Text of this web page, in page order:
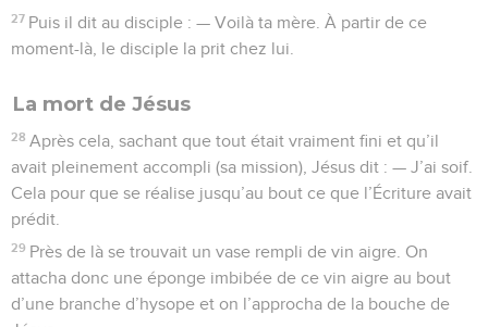
27 Puis il dit au disciple : — Voilà ta mère. À partir de ce
moment-là, le disciple la prit chez lui.
La mort de Jésus
28 Après cela, sachant que tout était vraiment fini et qu’il
avait pleinement accompli (sa mission), Jésus dit : — J’ai soif.
Cela pour que se réalise jusqu’au bout ce que l’Écriture avait
prédit.
29 Près de là se trouvait un vase rempli de vin aigre. On
attacha donc une éponge imbibée de ce vin aigre au bout
d’une branche d’hysope et on l’approcha de la bouche de